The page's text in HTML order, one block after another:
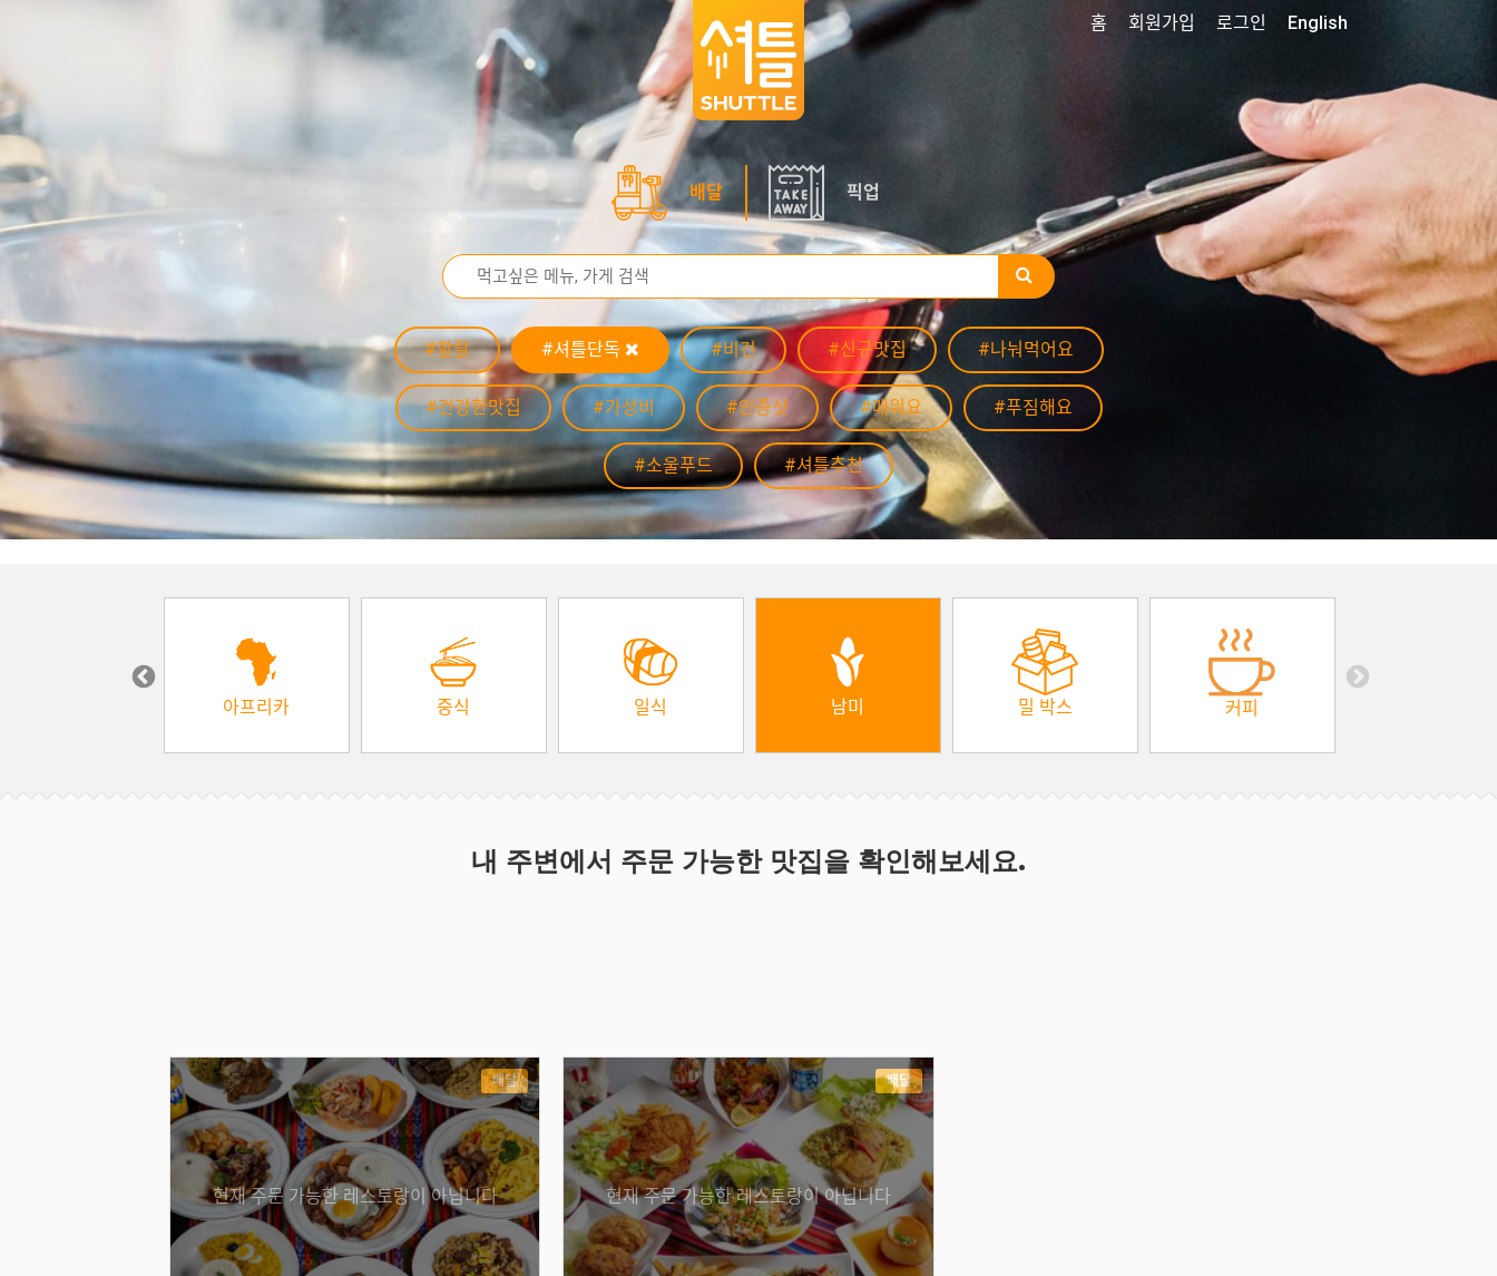
배달 픽업
#할랄 #셔틀단독 #비건 #신규맛집 #나눠먹어요
#건강한맛집 #가성비 #인증샷 #매워요 #푸짐해요
#소울푸드 #셔틀추천
홈 회원가입 로그인 English
아프리카 중식 일식 남미 밀 박스 커피
내 주변에서 주문 가능한 맛집을 확인해보세요.
배달
현재 주문 가능한 레스토랑이 아닙니다
배달
현재 주문 가능한 레스토랑이 아닙니다